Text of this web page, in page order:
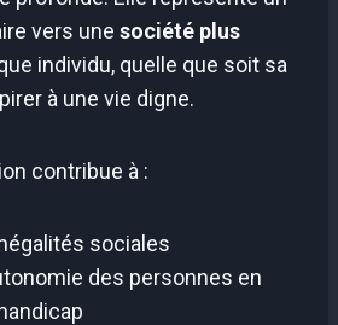
vers une société plus
individu, quelle que soit sa
à une vie digne.
contribue à :
sociales
des personnes en